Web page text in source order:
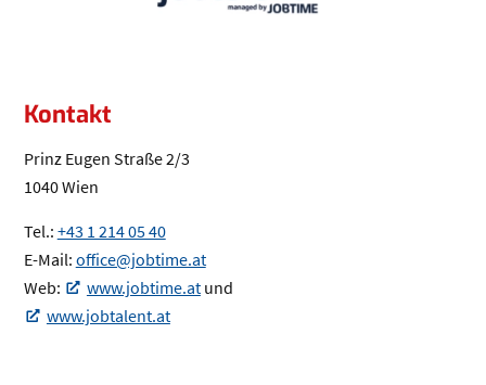
Kontakt
Prinz Eugen Straße 2/3
1040 Wien
Tel.: +43 1 214 05 40(Öffnet eventuell ein Programm um die
E-Mail: office@jobtime.at(Öffnet eventuell ein Programm um
Web:
www.jobtime.at
(Öffnet in einem neuen Tab oder Fenster)
und
www.jobtalent.at
(Öffnet in einem neuen Tab oder Fenster)